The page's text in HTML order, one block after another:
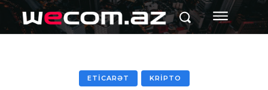
ETİCARƏT KRİPTO